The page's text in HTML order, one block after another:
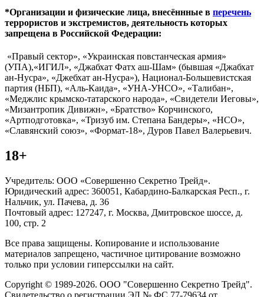
*Организации и физические лица, внесённные в перечень
террористов и экстремистов, деятельность которых
запрещена в Российской Федерации:
«Правый сектор», «Украинская повстанческая армия»
(УПА),«ИГИЛ», «Джабхат Фатх аш-Шам» (бывшая «Джабхат
ан-Нусра», «Джебхат ан-Нусра»), Национал-Большевистская
партия (НБП), «Аль-Каида», «УНА-УНСО», «Талибан»,
«Меджлис крымско-татарского народа», «Свидетели Иеговы»,
«Мизантропик Дивижн», «Братство» Корчинского,
«Артподготовка», «Тризуб им. Степана Бандеры», «НСО»,
«Славянский союз», «Формат-18», Дуров Павел Валерьевич.
18+
Учредитель: ООО «Совершенно Секретно Трейд».
Юридический адрес: 360051, Кабардино-Балкарская Респ., г.
Нальчик, ул. Пачева, д. 36
Почтовый адрес: 127247, г. Москва, Дмитровское шоссе, д.
100, стр. 2
Все права защищены. Копирование и использование
материалов запрещено, частичное цитирование возможно
только при условии гиперссылки на сайт.
Copyright © 1989-2026. ООО "Совершенно Секретно Трейд".
Свидетельство о регистрации ЭЛ № ФС 77-79634 от